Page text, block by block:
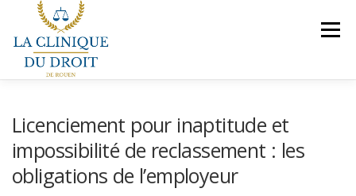
contenu
Menu
LE BUREAU VEILLES JURIDIQUES
Licenciement pour inaptitude et
impossibilité de reclassement : les
obligations de l’employeur